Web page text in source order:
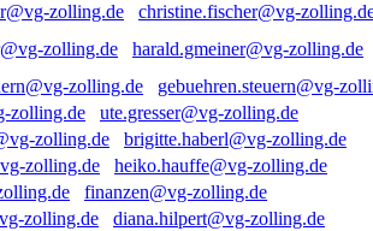
christine.fischer@vg-
harald.gmeiner@vg-zolling.de
gebuehren.steuern@vg-
ute.gresser@vg-zolling.de
brigitte.haberl@vg-zolling.de
heiko.hauffe@vg-zolling.de
finanzen@vg-zolling.de
diana.hilpert@vg-zolling.de